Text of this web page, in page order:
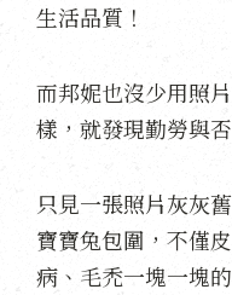
生活品質！
而邦妮也沒少用照
樣，就發現勤勞與
只見一張照片灰灰
寶寶兔包圍，不僅
病、毛禿一塊一塊